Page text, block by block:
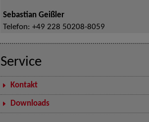
Sebastian Geißler
Telefon: +49 228 50208-8059
Service
Kontakt
Downloads